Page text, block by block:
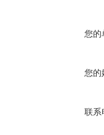
您的
您的
联系